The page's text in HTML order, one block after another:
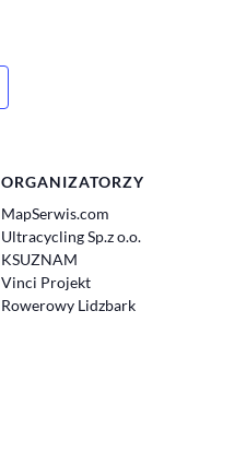
ORGANIZATORZY
MapSerwis.com
Ultracycling Sp.z o.o.
KSUZNAM
Vinci Projekt
Rowerowy Lidzbark